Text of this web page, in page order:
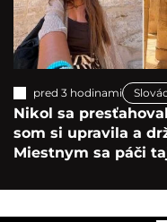
pred 3 hodinami
Nikol sa
som si upravila a
Miestnym sa páči